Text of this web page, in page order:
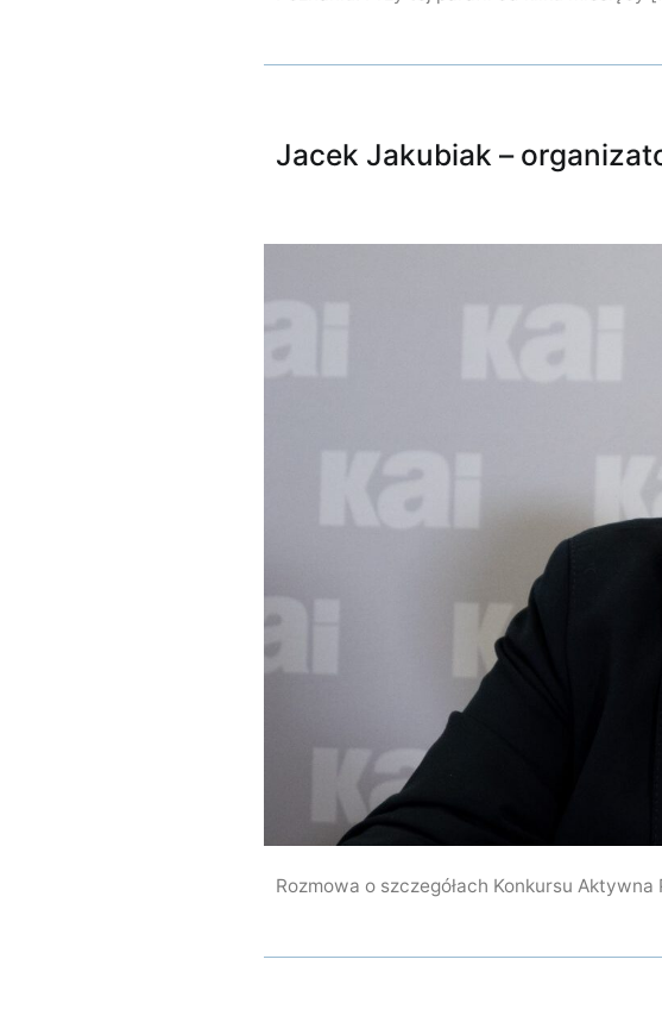
Jacek Jakubiak –
Rozmowa o szczegółach Konkursu Aktywna